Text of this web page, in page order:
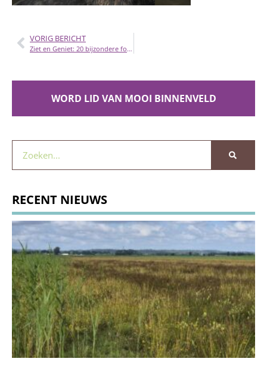
VORIG BERICHT
Ziet en Geniet: 20 bijzondere foto’s van vogels in de Binnenveldse Hooilanden
WORD LID VAN MOOI BINNENVELD
RECENT NIEUWS